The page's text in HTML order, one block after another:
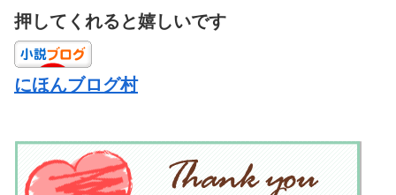
押してくれると嬉しいです
にほんブログ村